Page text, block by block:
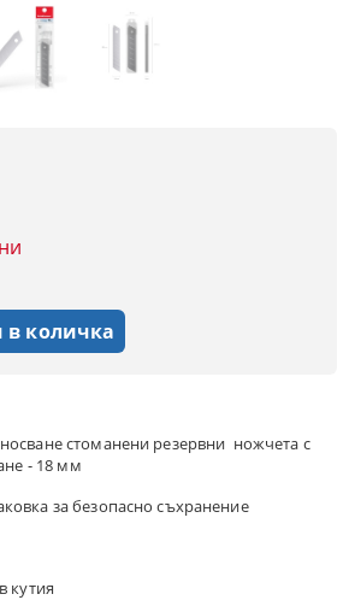
стоманени резервни ножчета с
- 18 мм
за безопасно съхранение
кутия